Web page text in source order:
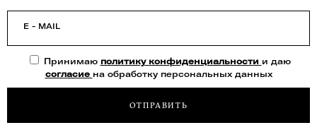
E - MAIL
Принимаю политику конфиденциальности и даю
согласие на обработку персональных данных
ОТПРАВИТЬ